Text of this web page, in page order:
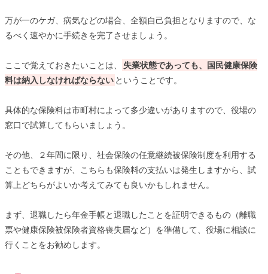
万が一のケガ、病気などの場合、全額自己負担となりますので、な
るべく速やかに手続きを完了させましょう。
ここで覚えておきたいことは、
失業状態であっても、国民健康保険
料は納入しなければならない ということです。
具体的な保険料は市町村によって多少違いがありますので、役場の
窓口で試算してもらいましょう。
その他、２年間に限り、社会保険の任意継続被保険制度を利用する
こともできますが、こちらも保険料の支払いは発生しますから、試
算上どちらがよいか考えてみても良いかもしれません。
まず、退職したら年金手帳と退職したことを証明できるもの（離職
票や健康保険被保険者資格喪失届など）を準備して、役場に相談に
行くことをお勧めします。